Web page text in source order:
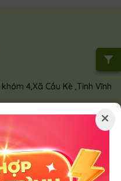
4,Xã Cầu Kè ,Tỉnh Vĩnh
do Sở Kế hoạch và Đầu
×